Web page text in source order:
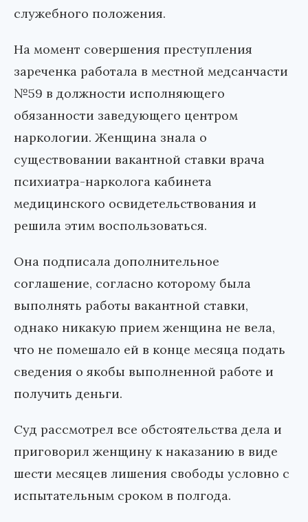
служебного положения.
На момент совершения преступления
зареченка работала в местной медсанчасти
№59 в должности исполняющего
обязанности заведующего центром
наркологии. Женщина знала о
существовании вакантной ставки врача
психиатра-нарколога кабинета
медицинского освидетельствования и
решила этим воспользоваться.
Она подписала дополнительное
соглашение, согласно которому была
выполнять работы вакантной ставки,
однако никакую прием женщина не вела,
что не помешало ей в конце месяца подать
сведения о якобы выполненной работе и
получить деньги.
Суд рассмотрел все обстоятельства дела и
приговорил женщину к наказанию в виде
шести месяцев лишения свободы условно с
испытательным сроком в полгода.